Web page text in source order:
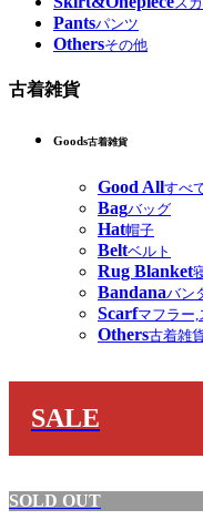
Pantsパンツ
Othersその他
古着雑貨
Goods古着雑貨
Good Allすべ
Bagバッグ
Hat帽子
Beltベルト
Rug Blanket
Bandanaバン
Scarfマフラー,
Others古着雑
SALE
SOLD OUT